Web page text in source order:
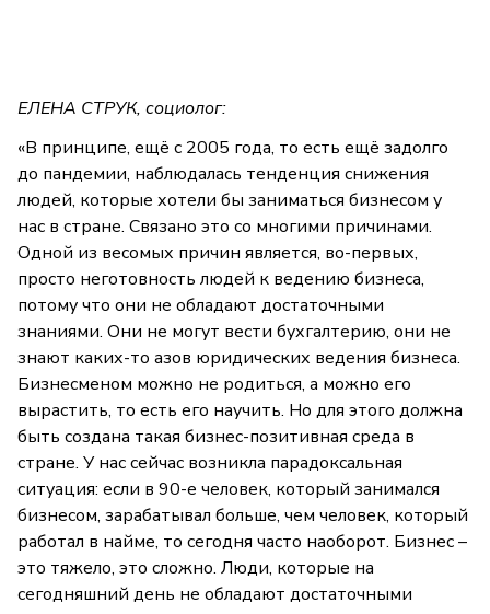
ЕЛЕНА СТРУК, социолог:
«В принципе, ещё с 2005 года, то есть ещё задолго
до пандемии, наблюдалась тенденция снижения
людей, которые хотели бы заниматься бизнесом у
нас в стране. Связано это со многими причинами.
Одной из весомых причин является, во-первых,
просто неготовность людей к ведению бизнеса,
потому что они не обладают достаточными
знаниями. Они не могут вести бухгалтерию, они не
знают каких-то азов юридических ведения бизнеса.
Бизнесменом можно не родиться, а можно его
вырастить, то есть его научить. Но для этого должна
быть создана такая бизнес-позитивная среда в
стране. У нас сейчас возникла парадоксальная
ситуация: если в 90-е человек, который занимался
бизнесом, зарабатывал больше, чем человек, который
работал в найме, то сегодня часто наоборот. Бизнес –
это тяжело, это сложно. Люди, которые на
сегодняшний день не обладают достаточными